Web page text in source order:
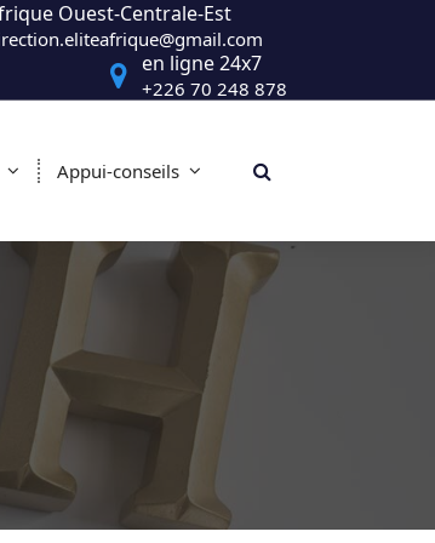
Ouest-Centrale-Est
en ligne 24x7
+226 70 248 878
Appui-conseils